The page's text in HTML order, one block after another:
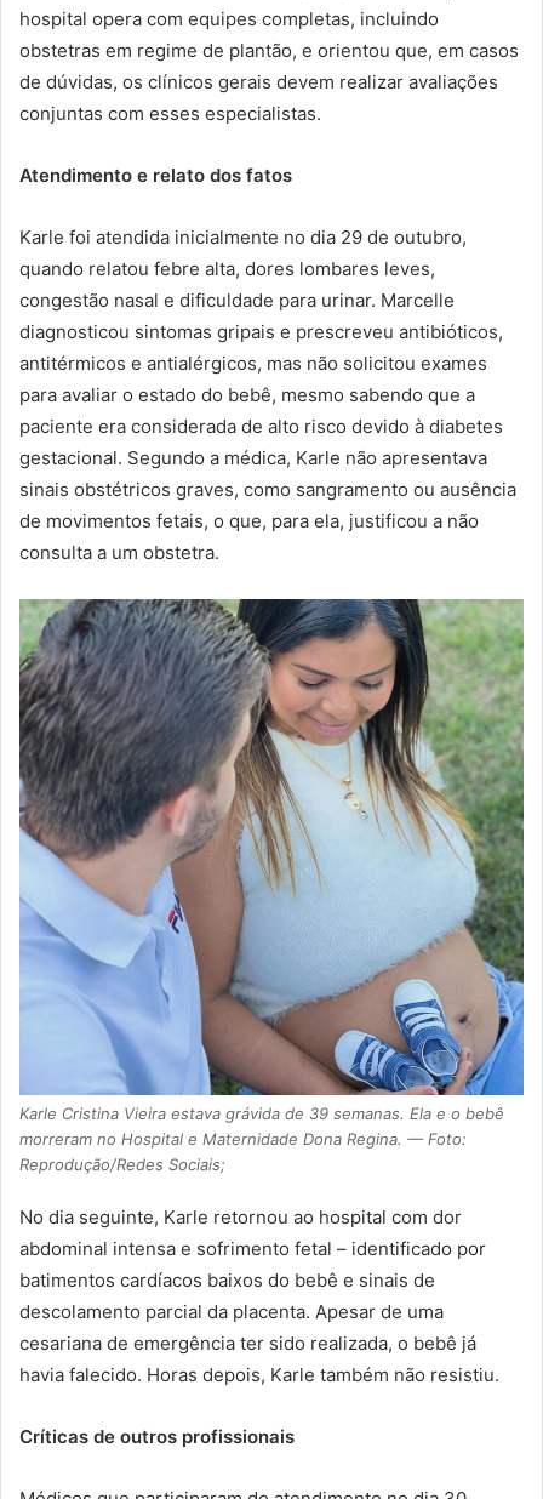
hospital opera com equipes completas, incluindo
obstetras em regime de plantão, e orientou que, em casos
de dúvidas, os clínicos gerais devem realizar avaliações
conjuntas com esses especialistas.
Atendimento e relato dos fatos
Karle foi atendida inicialmente no dia 29 de outubro,
quando relatou febre alta, dores lombares leves,
congestão nasal e dificuldade para urinar. Marcelle
diagnosticou sintomas gripais e prescreveu antibióticos,
antitérmicos e antialérgicos, mas não solicitou exames
para avaliar o estado do bebê, mesmo sabendo que a
paciente era considerada de alto risco devido à diabetes
gestacional. Segundo a médica, Karle não apresentava
sinais obstétricos graves, como sangramento ou ausência
de movimentos fetais, o que, para ela, justificou a não
consulta a um obstetra.
Karle Cristina Vieira estava grávida de 39 semanas. Ela e o bebê
morreram no Hospital e Maternidade Dona Regina. — Foto:
Reprodução/Redes Sociais;
No dia seguinte, Karle retornou ao hospital com dor
abdominal intensa e sofrimento fetal – identificado por
batimentos cardíacos baixos do bebê e sinais de
descolamento parcial da placenta. Apesar de uma
cesariana de emergência ter sido realizada, o bebê já
havia falecido. Horas depois, Karle também não resistiu.
Críticas de outros profissionais